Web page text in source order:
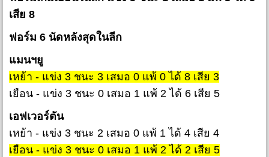
เสีย 8
ฟอร์ม 6 นัดหลังสุดในลีก
แมนฯยู
เหย้า - แข่ง 3 ชนะ 3 เสมอ 0 แพ้ 0 ได้ 8 เสีย 3
เยือน - แข่ง 3 ชนะ 0 เสมอ 1 แพ้ 2 ได้ 6 เสีย 5
เอฟเวอร์ตัน
เหย้า - แข่ง 3 ชนะ 2 เสมอ 0 แพ้ 1 ได้ 4 เสีย 4
เยือน - แข่ง 3 ชนะ 0 เสมอ 1 แพ้ 2 ได้ 2 เสีย 5